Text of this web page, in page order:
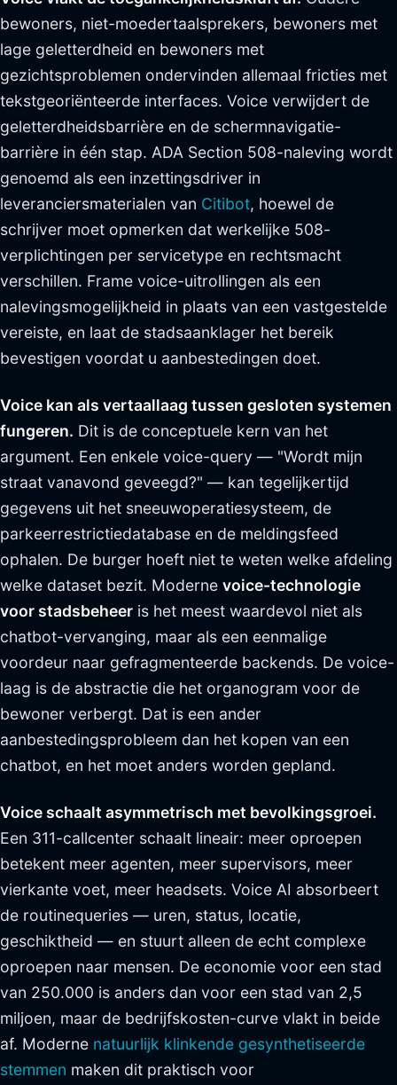
bewoners, niet-moedertaalsprekers, bewoners met
lage geletterdheid en bewoners met
gezichtsproblemen ondervinden allemaal fricties met
tekstgeoriënteerde interfaces. Voice verwijdert de
geletterdheidsbarrière en de schermnavigatie-
barrière in één stap. ADA Section 508-naleving wordt
genoemd als een inzettingsdriver in
leveranciersmaterialen van Citibot, hoewel de
schrijver moet opmerken dat werkelijke 508-
verplichtingen per servicetype en rechtsmacht
verschillen. Frame voice-uitrollingen als een
nalevingsmogelijkheid in plaats van een vastgestelde
vereiste, en laat de stadsaanklager het bereik
bevestigen voordat u aanbestedingen doet.
Voice kan als vertaallaag tussen gesloten systemen
fungeren. Dit is de conceptuele kern van het
argument. Een enkele voice-query — "Wordt mijn
straat vanavond geveegd?" — kan tegelijkertijd
gegevens uit het sneeuwoperatiesysteem, de
parkeerrestrictiedatabase en de meldingsfeed
ophalen. De burger hoeft niet te weten welke afdeling
welke dataset bezit. Moderne voice-technologie
voor stadsbeheer is het meest waardevol niet als
chatbot-vervanging, maar als een eenmalige
voordeur naar gefragmenteerde backends. De voice-
laag is de abstractie die het organogram voor de
bewoner verbergt. Dat is een ander
aanbestedingsprobleem dan het kopen van een
chatbot, en het moet anders worden gepland.
Voice schaalt asymmetrisch met bevolkingsgroei.
Een 311-callcenter schaalt lineair: meer oproepen
betekent meer agenten, meer supervisors, meer
vierkante voet, meer headsets. Voice AI absorbeert
de routinequeries — uren, status, locatie,
geschiktheid — en stuurt alleen de echt complexe
oproepen naar mensen. De economie voor een stad
van 250.000 is anders dan voor een stad van 2,5
miljoen, maar de bedrijfskosten-curve vlakt in beide
af. Moderne natuurlijk klinkende gesynthetiseerde
stemmen maken dit praktisch voor